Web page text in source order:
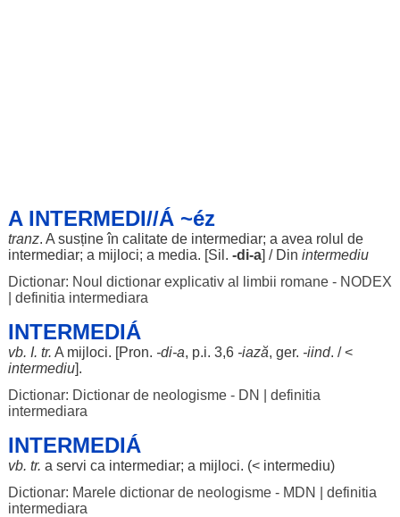
A INTERMEDI//Á ~éz
tranz. A susțineîn calitatede intermediar; a avea rolul de
intermediar; a mijloci; a media. [Sil . -di-a] / Din intermediu
Dictionar: Noul dictionar explicativ al limbii romane - NODEX
definitia intermediara
INTERMEDIÁ
vb. I. tr. A mijloci. [Pron. -di-a, p.i. 3,6 -iază, ger. -iind. / <
intermediu].
Dictionar: Dictionar de neologisme - DN
definitia
intermediara
INTERMEDIÁ
vb. tr. a servi ca intermediar; a mijloci. (< intermediu)
Dictionar: Marele dictionar de neologisme - MDN
definitia
intermediara